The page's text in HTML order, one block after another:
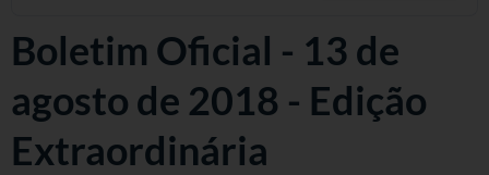
Boletim Oficial - 13 de
agosto de 2018 - Edição
Extraordinária